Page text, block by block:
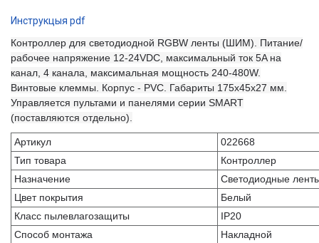
Инструкцыя pdf
Контроллер для светодиодной RGBW ленты (ШИМ). Питание/
рабочее напряжение 12-24VDC, максимальный ток 5A на
канал, 4 канала, максимальная мощность 240-480W.
Винтовые клеммы. Корпус - PVC. Габариты 175х45х27 мм.
Управляется пультами и панелями серии SMART
(поставляются отдельно).
Артикул
022668
Тип товара
Контроллер
Назначение
Светодиодные
Цвет покрытия
Белый
Класс пылевлагозащиты
IP20
Способ монтажа
Накладной